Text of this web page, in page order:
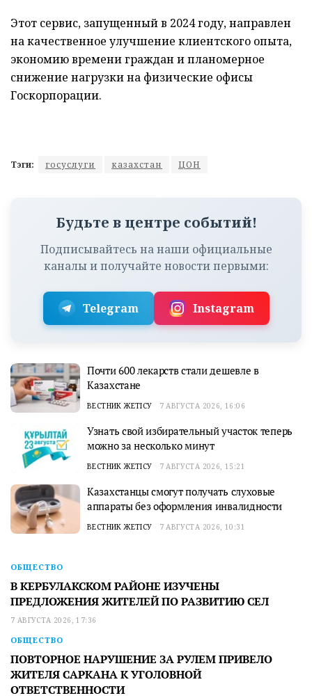
Этот сервис, запущенный в 2024 году, направлен
на качественное улучшение клиентского опыта,
экономию времени граждан и планомерное
снижение нагрузки на физические офисы
Госкорпорации.
Тэги: госуслуги казахстан ЦОН
Будьте в центре событий!
Подписывайтесь на наши официальные
каналы и получайте новости первыми:
Telegram Instagram
Почти 600 лекарств стали дешевле в
Казахстане
ВЕСТНИК ЖЕТІСУ 7 АВГУСТА 2026, 16:06
Узнать свой избирательный участок теперь
можно за несколько минут
ВЕСТНИК ЖЕТІСУ 7 АВГУСТА 2026, 15:21
Казахстанцы смогут получать слуховые
аппараты без оформления инвалидности
ВЕСТНИК ЖЕТІСУ 7 АВГУСТА 2026, 10:31
ОБЩЕСТВО
В КЕРБУЛАКСКОМ РАЙОНЕ ИЗУЧЕНЫ
ПРЕДЛОЖЕНИЯ ЖИТЕЛЕЙ ПО РАЗВИТИЮ СЕЛ
7 АВГУСТА 2026, 17:36
ОБЩЕСТВО
ПОВТОРНОЕ НАРУШЕНИЕ ЗА РУЛЕМ ПРИВЕЛО
ЖИТЕЛЯ САРКАНА К УГОЛОВНОЙ
ОТВЕТСТВЕННОСТИ